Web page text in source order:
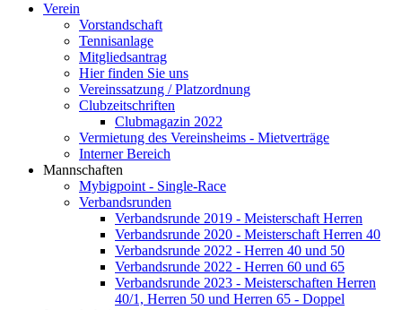
Verein
Vorstandschaft
Tennisanlage
Mitgliedsantrag
Hier finden Sie uns
Vereinssatzung / Platzordnung
Clubzeitschriften
Clubmagazin 2022
Vermietung des Vereinsheims - Mietverträge
Interner Bereich
Mannschaften
Mybigpoint - Single-Race
Verbandsrunden
Verbandsrunde 2019 - Meisterschaft Herren
Verbandsrunde 2020 - Meisterschaft Herren 40
Verbandsrunde 2022 - Herren 40 und 50
Verbandsrunde 2022 - Herren 60 und 65
Verbandsrunde 2023 - Meisterschaften Herren
40/1, Herren 50 und Herren 65 - Doppel